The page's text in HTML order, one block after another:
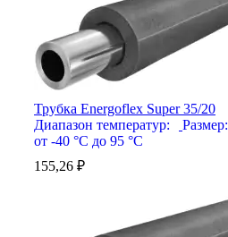
Трубка Energoflex Super 35/20
Диапазон температур:
от -40 °С до 95 °С
Размер:
155,26 ₽